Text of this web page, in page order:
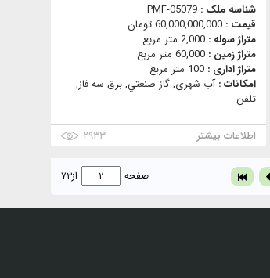
شناسه ملک : PMF-05079
قیمت : 60,000,000,000 تومان
متراژ سوله : 2,000 متر مربع
متراژ زمین : 60,000 متر مربع
متراژ اداری : 100 متر مربع
امکانات :آب شهری, گاز صنعتي, برق سه فاز,
تلفن
اطلاعات بیشتر ۲۹۳۳
صفحه از۷۳